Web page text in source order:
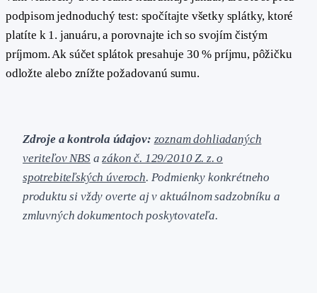
podpisom jednoduchý test: spočítajte všetky splátky, ktoré
platíte k 1. januáru, a porovnajte ich so svojím čistým
príjmom. Ak súčet splátok presahuje 30 % príjmu, pôžičku
odložte alebo znížte požadovanú sumu.
Zdroje a kontrola údajov: zoznam dohliadaných
veriteľov NBS azákon č. 129/2010 Z. z. o
spotrebiteľských úveroch. Podmienky konkrétneho
produktu si vždy overte aj v aktuálnom sadzobníku a
zmluvných dokumentoch poskytovateľa.